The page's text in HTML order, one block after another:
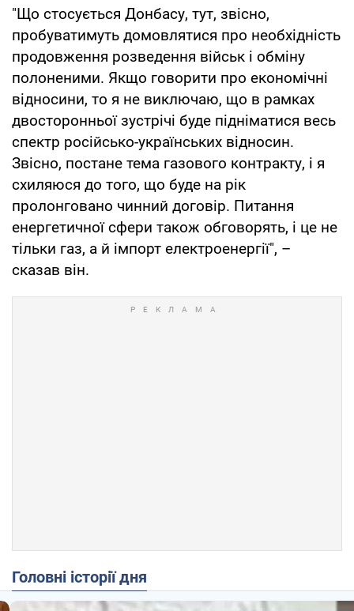
"Що стосується Донбасу, тут, звісно,
пробуватимуть домовлятися про необхідність
продовження розведення військ і обміну
полоненими. Якщо говорити про економічні
відносини, то я не виключаю, що в рамках
двосторонньої зустрічі буде підніматися весь
спектр російсько-українських відносин.
Звісно, постане тема газового контракту, і я
схиляюся до того, що буде на рік
пролонговано чинний договір. Питання
енергетичної сфери також обговорять, і це не
тільки газ, а й імпорт електроенергії", –
сказав він.
Головні історії дня